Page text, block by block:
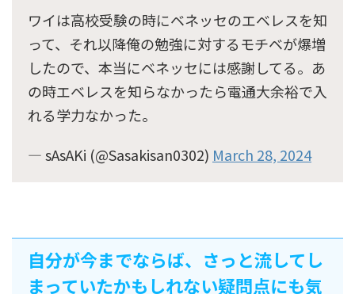
ワイは高校受験の時にベネッセのエベレスを知
って、それ以降俺の勉強に対するモチベが爆増
したので、本当にベネッセには感謝してる。あ
の時エベレスを知らなかったら電通大余裕で入
れる学力なかった。
— sAsAKi (@Sasakisan0302) March 28, 2024
自分が今までならば、さっと流してし
まっていたかもしれない疑問点にも気